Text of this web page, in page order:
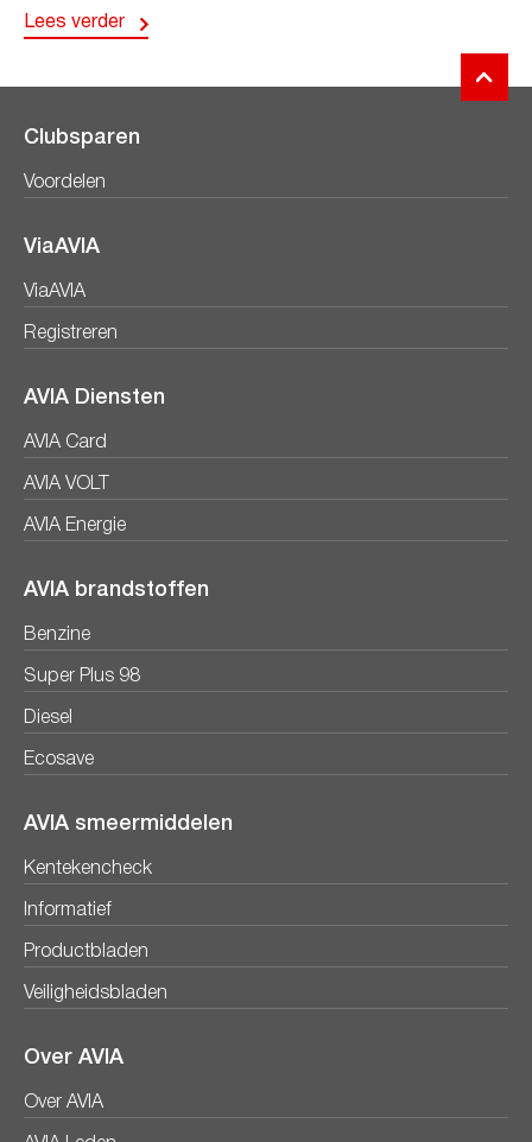
Lees verder
Clubsparen
Voordelen
ViaAVIA
ViaAVIA
Registreren
AVIA Diensten
AVIA Card
AVIA VOLT
AVIA Energie
AVIA brandstoffen
Benzine
Super Plus 98
Diesel
Ecosave
AVIA smeermiddelen
Kentekencheck
Informatief
Productbladen
Veiligheidsbladen
Over AVIA
Over AVIA